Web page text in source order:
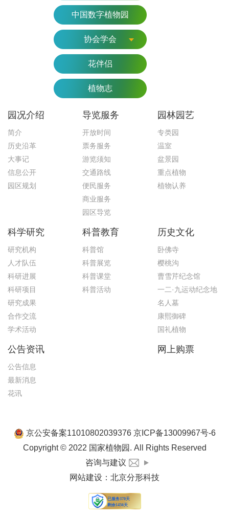
中国数字植物园
协会学会
花伴侣
植物志
园况介绍
简介
历史沿革
大事记
信息公开
园区规划
导览服务
开放时间
票务服务
游览须知
交通路线
便民服务
商业服务
园区导览
园林园艺
专类园
温室
盆景园
重点植物
植物认养
科学研究
研究机构
人才队伍
科研进展
科研项目
研究成果
合作交流
学术活动
科普教育
科普馆
科普展览
科普课堂
科普活动
历史文化
卧佛寺
樱桃沟
曹雪芹纪念馆
一二·九运动纪念地
名人墓
康熙御碑
国礼植物
公告资讯
公告信息
最新消息
花讯
网上购票
京公安备案11010802039376 京ICP备13009967号-6
Copyright © 2022 国家植物园. All Rights Reserved
咨询与建议
网站建设 ： 北京分形科技